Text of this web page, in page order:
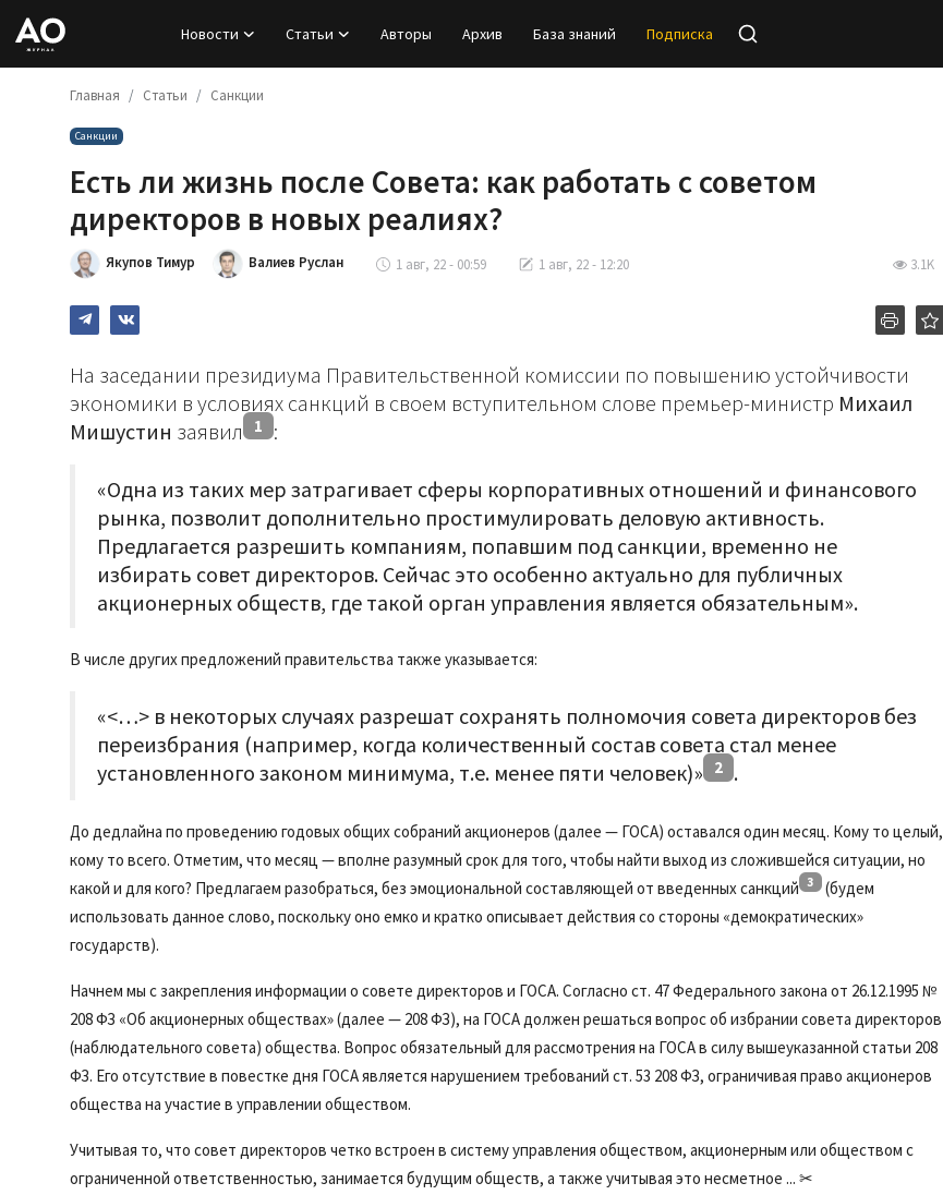
Новости Статьи Авторы Архив База знаний Подписка
Статьи
База знаний
Главная Статьи Санкции
Санкции
Есть ли жизнь после Совета: как работать с советом
директоров в новых реалиях?
Якупов Тимур Валиев Руслан 1 авг, 22 - 00:59 1 авг, 22 - 12:20 3.1K
На заседании президиума Правительственной комиссии по повышению устойчивости
экономики в условиях санкций в своем вступительном слове премьер-министр Михаил
Мишустин заявил 1 :
«Одна из таких мер затрагивает сферы корпоративных отношений и финансового
рынка, позволит дополнительно простимулировать деловую активность.
Предлагается разрешить компаниям, попавшим под санкции, временно не
избирать совет директоров. Сейчас это особенно актуально для публичных
акционерных обществ, где такой орган управления является обязательным».
В числе других предложений правительства также указывается:
«<…> в некоторых случаях разрешат сохранять полномочия совета директоров без
переизбрания (например, когда количественный состав совета стал менее
установленного законом минимума, т.е. менее пяти человек)»
2 .
До дедлайна по проведению годовых общих собраний акционеров (далее — ГОСА) оставался один месяц. Кому то целый,
кому то всего. Отметим, что месяц — вполне разумный срок для того, чтобы найти выход из сложившейся ситуации, но
какой и для кого? Предлагаем разобраться, без эмоциональной составляющей от введенных санкций 3 (будем
использовать данное слово, поскольку оно емко и кратко описывает действия со стороны «демократических»
государств).
Начнем мы с закрепления информации о совете директоров и ГОСА. Согласно ст. 47 Федерального закона от 26.12.1995 №
208 ФЗ «Об акционерных обществах» (далее — 208 ФЗ), на ГОСА должен решаться вопрос об избрании совета директоров
(наблюдательного совета) общества. Вопрос обязательный для рассмотрения на ГОСА в силу вышеуказанной статьи 208
ФЗ. Его отсутствие в повестке дня ГОСА является нарушением требований ст. 53 208 ФЗ, ограничивая право акционеров
общества на участие в управлении обществом.
Учитывая то, что совет директоров четко встроен в систему управления обществом, акционерным или обществом с
ограниченной ответственностью, занимается будущим обществ, а также учитывая это несметное ... ✂